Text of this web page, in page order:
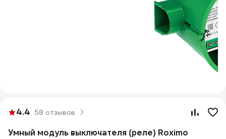
4.4 58 отзывов
Умный модуль выключателя (реле) Roximo